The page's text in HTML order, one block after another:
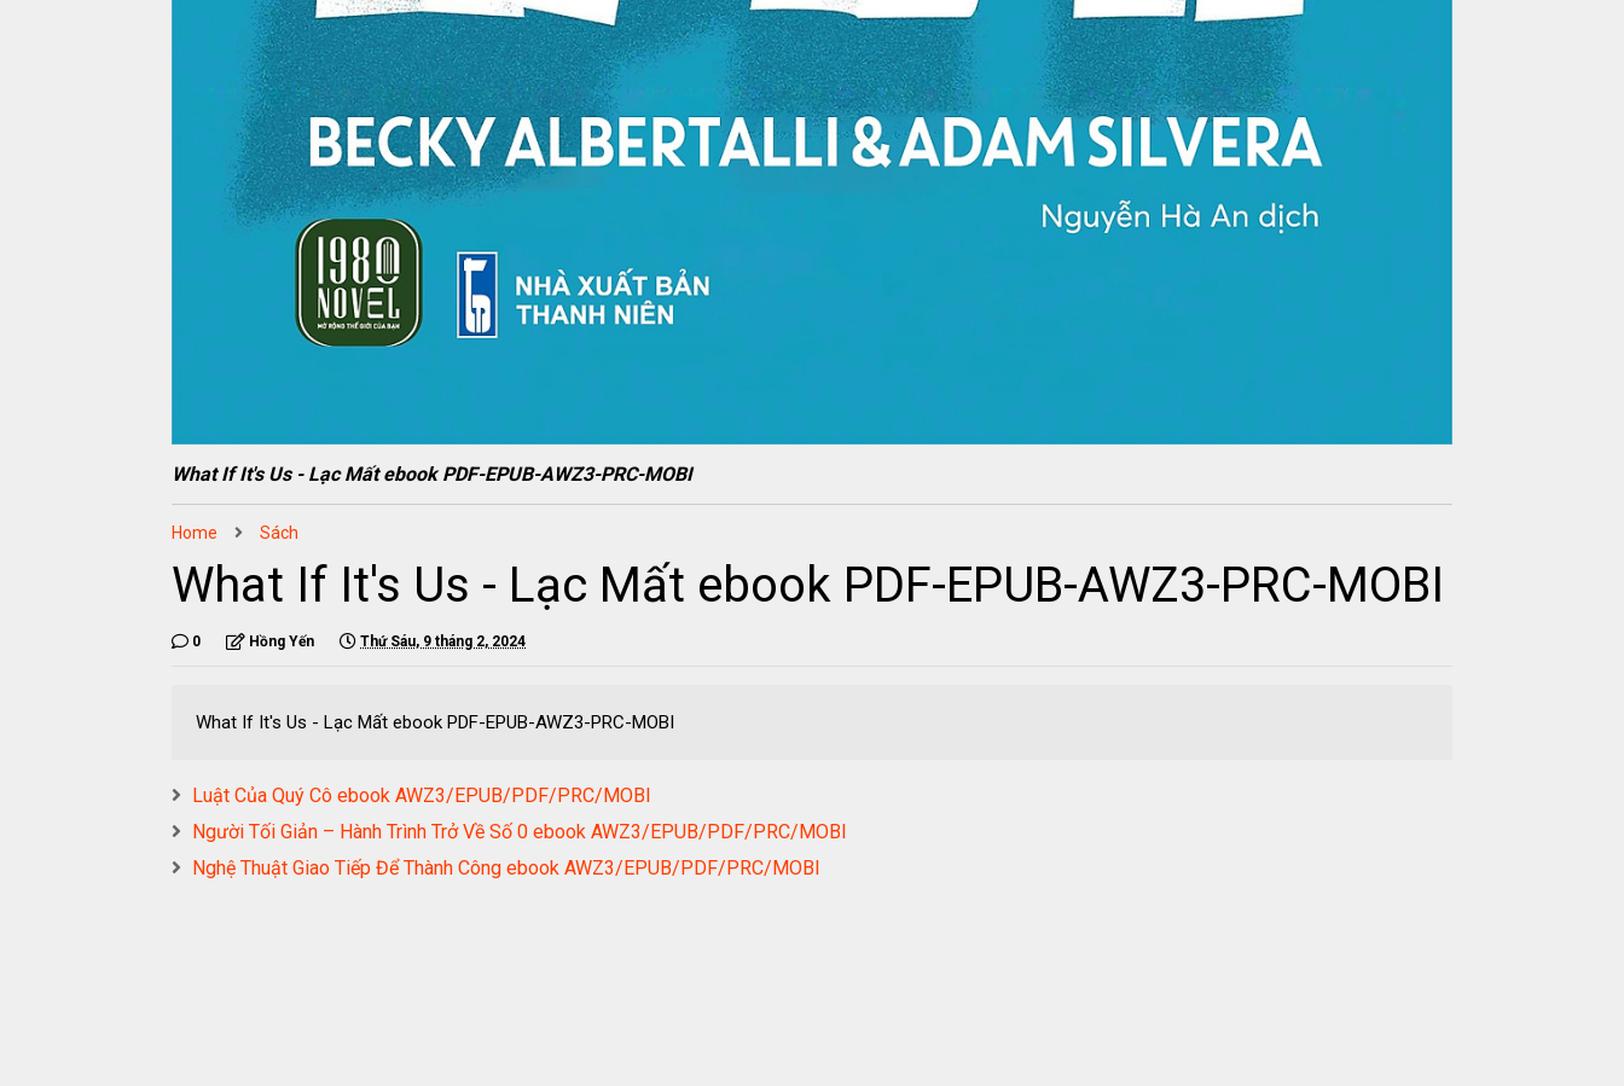
What If It's Us - Lạc Mất ebook PDF-EPUB-AWZ3-PRC-MOBI
Home Sách
What If It's Us - Lạc Mất ebook PDF-EPUB-AWZ3-PRC-MOBI
0 Hồng Yến Thứ Sáu, 9 tháng 2, 2024
What If It's Us - Lạc Mất ebook PDF-EPUB-AWZ3-PRC-MOBI
Luật Của Quý Cô ebook AWZ3/EPUB/PDF/PRC/MOBI
Người Tối Giản – Hành Trình Trở Về Số 0 ebook AWZ3/EPUB/PDF/PRC/MOBI
Nghệ Thuật Giao Tiếp Để Thành Công ebook AWZ3/EPUB/PDF/PRC/MOBI